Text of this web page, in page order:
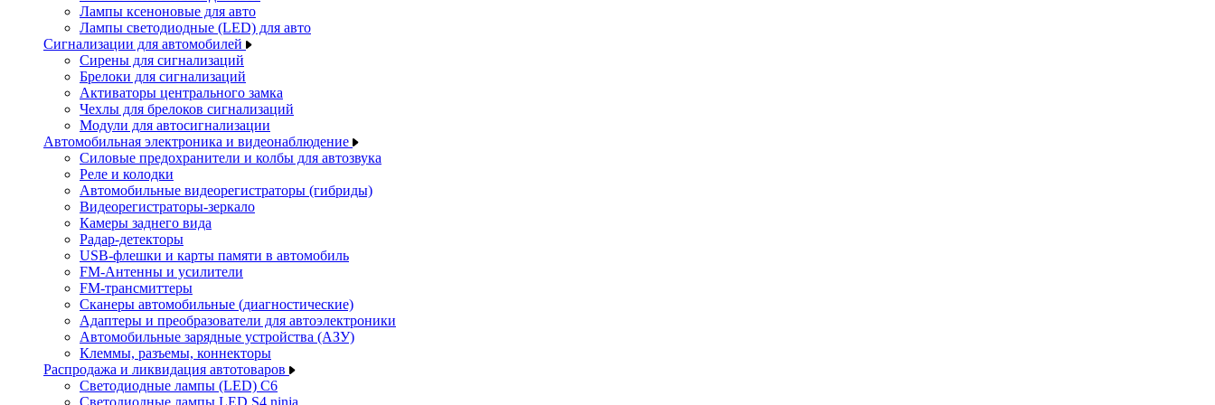
Лампы ксеноновые для авто
Лампы светодиодные (LED) для авто
Сигнализации для автомобилей
Сирены для сигнализаций
Брелоки для сигнализаций
Активаторы центрального замка
Чехлы для брелоков сигнализаций
Модули для автосигнализации
Автомобильная электроника и видеонаблюдение
Силовые предохранители и колбы для автозвука
Реле и колодки
Автомобильные видеорегистраторы (гибриды)
Видеорегистраторы-зеркало
Камеры заднего вида
Радар-детекторы
USB-флешки и карты памяти в автомобиль
FM-Антенны и усилители
FM-трансмиттеры
Сканеры автомобильные (диагностические)
Адаптеры и преобразователи для автоэлектроники
Автомобильные зарядные устройства (АЗУ)
Клеммы, разъемы, коннекторы
Распродажа и ликвидация автотоваров
Светодиодные лампы (LED) C6
Светодиодные лампы LED S4 ninja